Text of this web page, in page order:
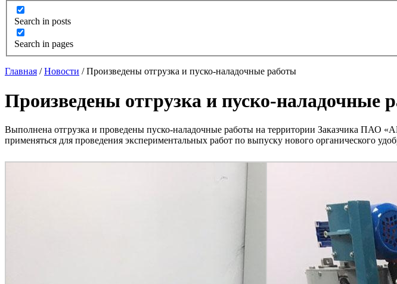
Search in posts
Search in pages
Главная /Новости /Произведены отгрузка и пуско-наладочные работы
Произведены отгрузка и пуско-наладочные
Выполнена отгрузка и проведены пуско-наладочные работы на территории Заказчика ПАО
применяться для проведения экспериментальных работ по выпуску нового органического